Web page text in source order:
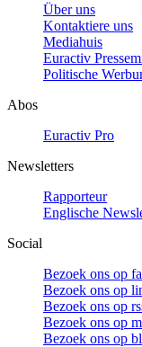
Über uns
Kontaktiere uns
Mediahuis
Euractiv
Politische
Abos
Euractiv Pro
Newsletters
Rapporteur
Englische
Social
Bezoek ons op
Bezoek ons op
Bezoek ons op
Bezoek ons op
Bezoek ons op